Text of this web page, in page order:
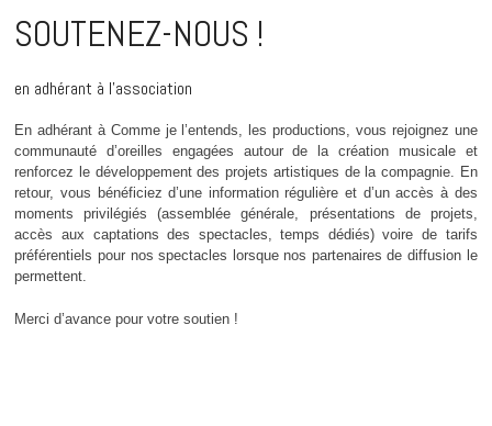
SOUTENEZ-NOUS !
en adhérant à l’association
En adhérant à Comme je l’entends, les productions, vous rejoignez une
communauté d’oreilles engagées autour de la création musicale et
renforcez le développement des projets artistiques de la compagnie. En
retour, vous bénéficiez d’une information régulière et d’un accès à des
moments privilégiés (assemblée générale, présentations de projets,
accès aux captations des spectacles, temps dédiés) voire de tarifs
préférentiels pour nos spectacles lorsque nos partenaires de diffusion le
permettent.
Merci d’avance pour votre soutien !